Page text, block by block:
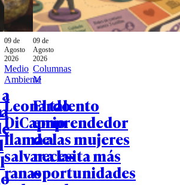
09 de
Agosto
2026
Medio
Ambiente
Leonardo
DiCaprio
llama a
salvar a las
ranas
09 de
Agosto
2026
Columnas
M
El talento
emprendedor
de las mujeres
necesita más
oportunidades